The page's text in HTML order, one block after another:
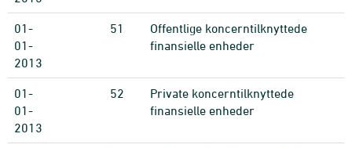
01-
01-
2013
51
Offentlige koncerntilknyttede
finansielle enheder
01-
01-
2013
52
Private koncerntilknyttede
finansielle enheder